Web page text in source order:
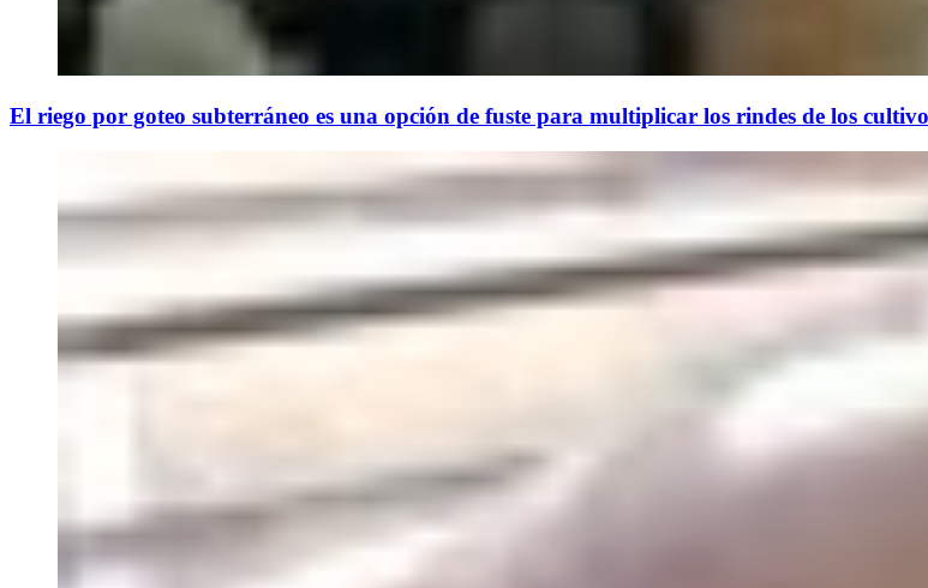
El riego por goteo subterráneo es una opción de fuste para multiplicar los rindes de los